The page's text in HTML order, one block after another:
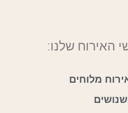
האירוח שלנו:
מלוחים